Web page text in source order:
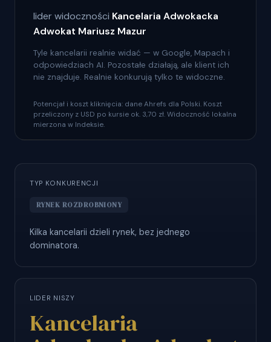
lider widoczności Kancelaria Adwokacka
Adwokat Mariusz Mazur
Tyle kancelarii realnie widać — w Google, Mapach i
odpowiedziach AI. Pozostałe działają, ale klient ich
nie znajduje. Realnie konkurują tylko te widoczne.
Potencjał i koszt kliknięcia: dane Ahrefs dla Polski. Koszt
przeliczony z USD po kursie ok. 3,70 zł. Widoczność lokalna
mierzona w Indeksie.
TYP KONKURENCJI
RYNEK ROZDROBNIONY
Kilka kancelarii dzieli rynek, bez jednego
dominatora.
LIDER NISZY
Kancelaria